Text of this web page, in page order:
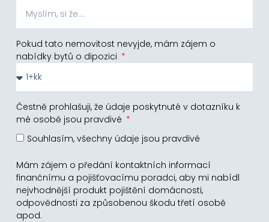
Pokud tato nemovitost nevyjde, mám zájem o
nabídky bytů o dipozici
Čestně prohlašuji, že údaje poskytnuté v dotazníku k
mé osobě jsou pravdivé
Souhlasím, všechny údaje jsou pravdivé
Mám zájem o předání kontaktních informací
finančnímu a pojišťovacímu poradci, aby mi nabídl
nejvhodnější produkt pojištění domácnosti,
odpovědnosti za způsobenou škodu třetí osobě
apod.